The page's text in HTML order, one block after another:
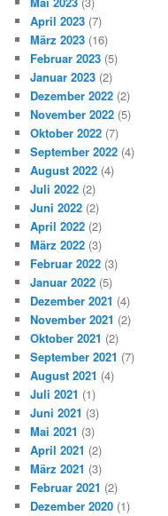
April 2023 (7)
März 2023 (16)
Februar 2023 (5)
Januar 2023 (2)
Dezember 2022 (2)
November 2022 (5)
Oktober 2022 (7)
September 2022 (4)
August 2022 (4)
Juli 2022 (2)
Juni 2022 (2)
April 2022 (2)
März 2022 (3)
Februar 2022 (3)
Januar 2022 (5)
Dezember 2021 (4)
November 2021 (2)
Oktober 2021 (2)
September 2021 (7)
August 2021 (4)
Juli 2021 (1)
Juni 2021 (3)
Mai 2021 (3)
April 2021 (2)
März 2021 (3)
Februar 2021 (2)
Dezember 2020 (1)